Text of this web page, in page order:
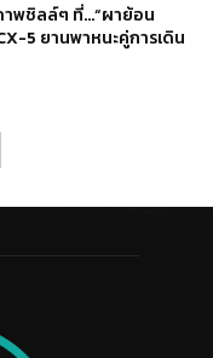
าพชิลล์ๆ ที่…“ผาย้อน
5 ยานพาหนะคู่การเดิน